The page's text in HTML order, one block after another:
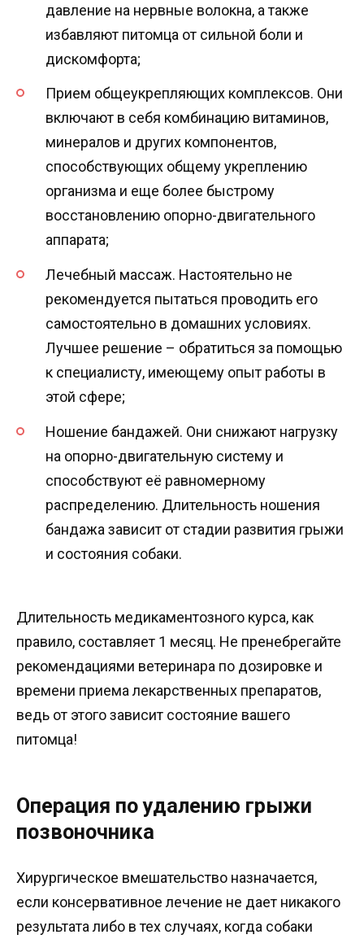
давление на нервные волокна, а также
избавляют питомца от сильной боли и
дискомфорта;
Прием общеукрепляющих комплексов. Они
включают в себя комбинацию витаминов,
минералов и других компонентов,
способствующих общему укреплению
организма и еще более быстрому
восстановлению опорно-двигательного
аппарата;
Лечебный массаж. Настоятельно не
рекомендуется пытаться проводить его
самостоятельно в домашних условиях.
Лучшее решение – обратиться за помощью
к специалисту, имеющему опыт работы в
этой сфере;
Ношение бандажей. Они снижают нагрузку
на опорно-двигательную систему и
способствуют её равномерному
распределению. Длительность ношения
бандажа зависит от стадии развития грыжи
и состояния собаки.
Длительность медикаментозного курса, как
правило, составляет 1 месяц. Не пренебрегайте
рекомендациями ветеринара по дозировке и
времени приема лекарственных препаратов,
ведь от этого зависит состояние вашего
питомца!
Операция по удалению грыжи
позвоночника
Хирургическое вмешательство назначается,
если консервативное лечение не дает никакого
результата либо в тех случаях, когда собаки